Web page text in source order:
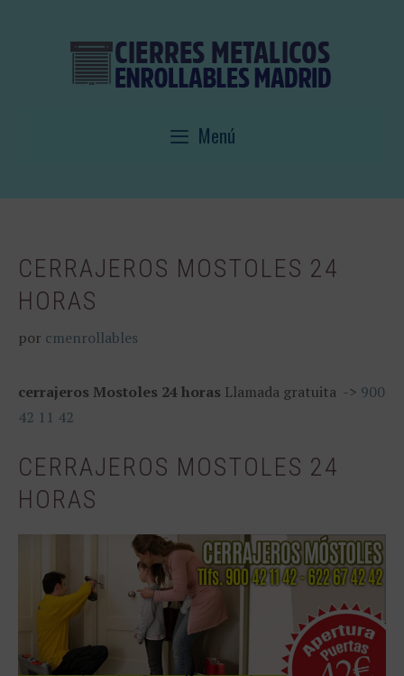
Menú
CERRAJEROS MOSTOLES 24
HORAS
por cmenrollables
cerrajeros Mostoles 24 horas Llamada gratuita -> 900
42 11 42
CERRAJEROS MOSTOLES 24
HORAS